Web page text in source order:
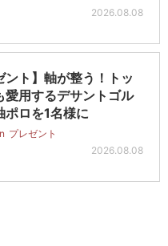
2026.08.08
ント】軸が整う！トッ
愛用するデサントゴル
ポロを1名様に
プレゼント
2026.08.08